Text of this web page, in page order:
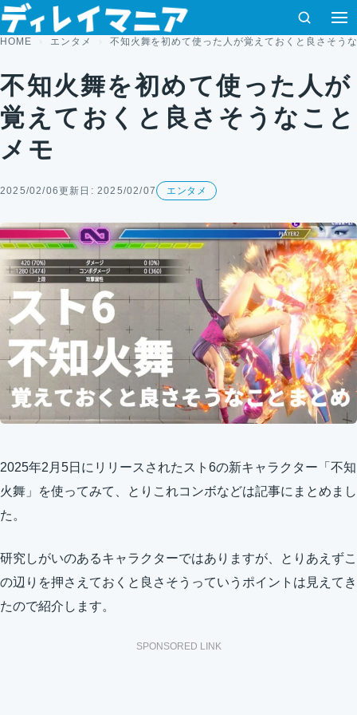
コンテンツへスキップ
検索
HOME エンタメ 不知火舞を初めて使った人が覚えておくと良さそう
不知火舞を初めて使った人が
覚えておくと良さそうなこと
メモ
2025/02/06更新日: 2025/02/07 エンタメ
2025年2月5日にリリースされたスト6の新キャラクター「不知
火舞」を使ってみて、とりこれコンボなどは記事にまとめまし
た。
研究しがいのあるキャラクターではありますが、とりあえずこ
の辺りを押さえておくと良さそうっていうポイントは見えてき
たので紹介します。
SPONSORED LINK